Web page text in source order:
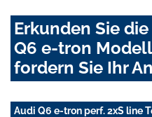
Erkunden Sie
Q6 e-tron
fordern Sie Ihr
Audi Q6 e-tron perf. 2xS line